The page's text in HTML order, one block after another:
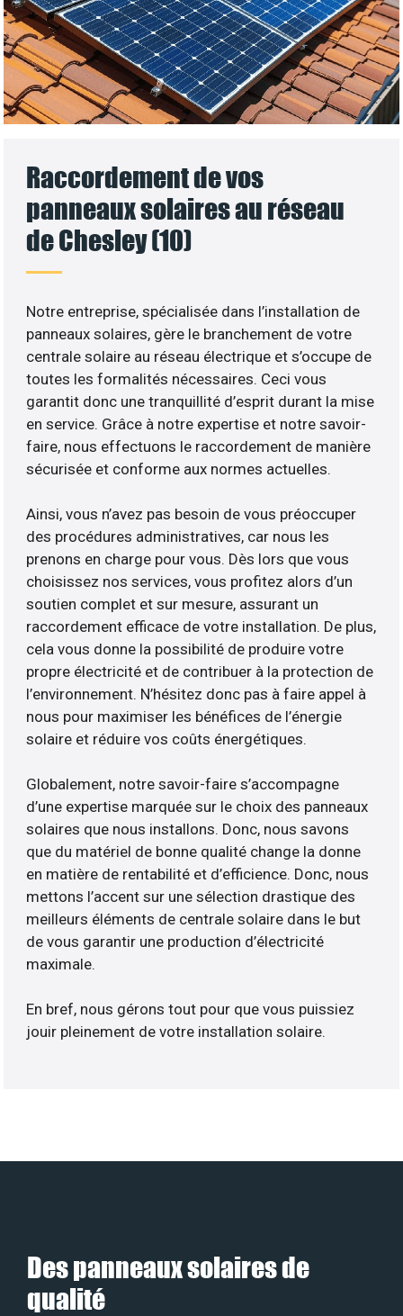
Raccordement de vos
panneaux solaires au réseau
de Chesley (10)
Notre entreprise, spécialisée dans l’installation de
panneaux solaires, gère le branchement de votre
centrale solaire au réseau électrique et s’occupe de
toutes les formalités nécessaires. Ceci vous
garantit donc une tranquillité d’esprit durant la mise
en service. Grâce à notre expertise et notre savoir-
faire, nous effectuons le raccordement de manière
sécurisée et conforme aux normes actuelles.
Ainsi, vous n’avez pas besoin de vous préoccuper
des procédures administratives, car nous les
prenons en charge pour vous. Dès lors que vous
choisissez nos services, vous profitez alors d’un
soutien complet et sur mesure, assurant un
raccordement efficace de votre installation. De plus,
cela vous donne la possibilité de produire votre
propre électricité et de contribuer à la protection de
l’environnement. N’hésitez donc pas à faire appel à
nous pour maximiser les bénéfices de l’énergie
solaire et réduire vos coûts énergétiques.
Globalement, notre savoir-faire s’accompagne
d’une expertise marquée sur le choix des panneaux
solaires que nous installons. Donc, nous savons
que du matériel de bonne qualité change la donne
en matière de rentabilité et d’efficience. Donc, nous
mettons l’accent sur une sélection drastique des
meilleurs éléments de centrale solaire dans le but
de vous garantir une production d’électricité
maximale.
En bref, nous gérons tout pour que vous puissiez
jouir pleinement de votre installation solaire.
Des panneaux solaires de
qualité